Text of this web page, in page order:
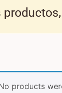
products